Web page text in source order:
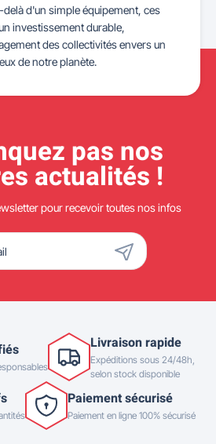
d'un simple équipement, ces
investissement durable,
des collectivités envers un
de notre planète.
pas nos
actualités !
pour recevoir toutes nos infos
Livraison rapide
Expéditions sous 24/48h,
selon stock disponible
Paiement sécurisé
Paiement en ligne 100% sécurisé